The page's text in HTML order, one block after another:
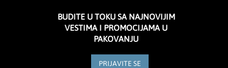
BUDITE U TOKU SA NAJNOVIJIM
VESTIMA I PROMOCIJAMA U
PAKOVANJU
PRIJAVITE SE